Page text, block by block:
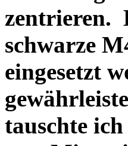
zentrieren.
schwarze
eingesetzt
tauschte